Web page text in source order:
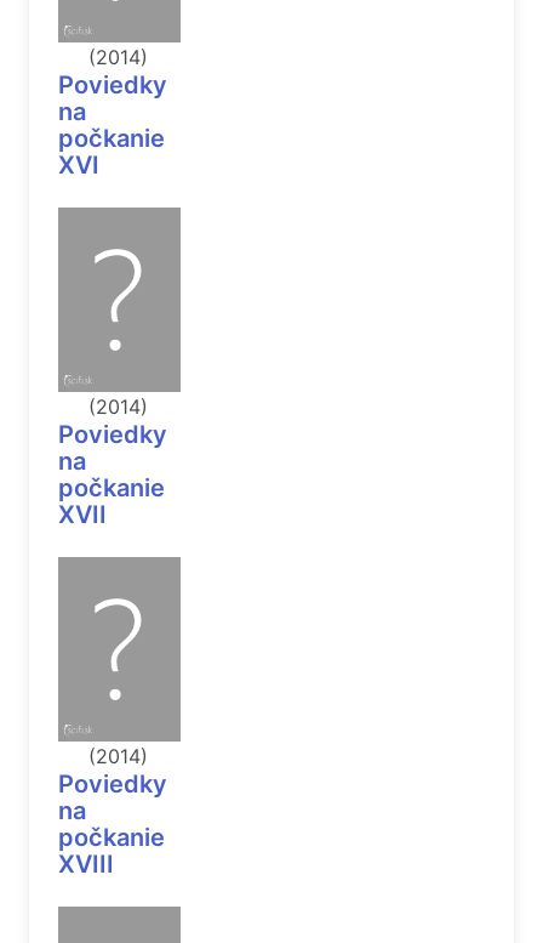
(2014)
Poviedky
na
počkanie
XVI
(2014)
Poviedky
na
počkanie
XVII
(2014)
Poviedky
na
počkanie
XVIII